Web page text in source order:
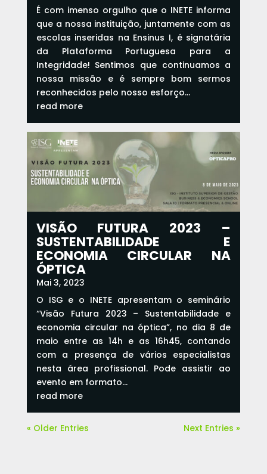
É com imenso orgulho que o INETE informa
que a nossa instituição, juntamente com as
escolas inseridas na Ensinus I, é signatária
da Plataforma Portuguesa para a
Integridade! Sentimos que continuamos a
nossa missão e é sempre bom sermos
reconhecidos pelo nosso esforço...
read more
VISÃO FUTURA 2023 –
SUSTENTABILIDADE E
ECONOMIA CIRCULAR NA
ÓPTICA
Mai 3, 2023
O ISG e o INETE apresentam o seminário
“Visão Futura 2023 – Sustentabilidade e
economia circular na óptica”, no dia 8 de
maio entre as 14h e as 16h45, contando
com a presença de vários especialistas
nesta área profissional. Pode assistir ao
evento em formato...
read more
« Older Entries Next Entries »